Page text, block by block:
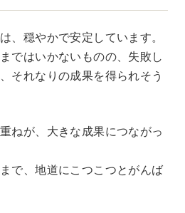
、穏やかで安定しています。
ではいかないものの、失敗し
それなりの成果を得られそう
ねが、大きな成果につながっ
で、地道にこつこつとがんば